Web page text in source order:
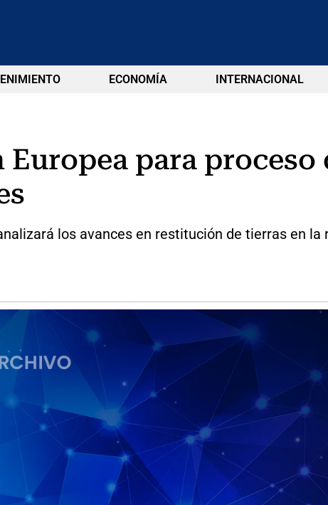
ECONOMÍA INTERNACIONAL
para proceso
los avances en restitución de tierras en